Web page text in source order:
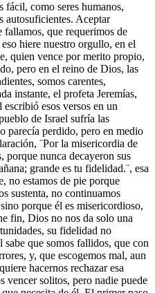
fácil, como seres humanos,
autosuficientes. Aceptar
que requerimos de
hiere nuestro orgullo, en el
quien vence por merito propio,
pero en el reino de Dios, las
somos carentes,
instante, el profeta Jeremías,
esos versos en un
de Israel sufría las
parecía perdido, pero en medio
¨Por la misericordia de
porque nunca decayeron sus
grande es tu fidelidad.¨, esa
no estamos de pie porque
sustenta, no continuamos
porque él es misericordioso,
fin, Dios no nos da solo una
su fidelidad no
sabe que somos fallidos, que con
y, que escogemos mal, aun
hacernos rechazar esa
vencer solitos, pero nadie puede